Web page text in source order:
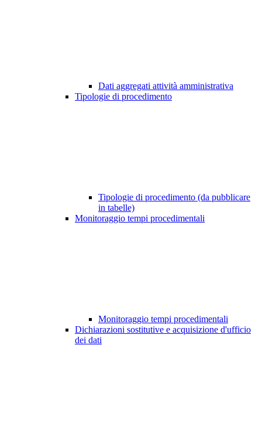
Dati aggregati attività amministrativa
Tipologie di procedimento
Tipologie di procedimento (da pubblicare
in tabelle)
Monitoraggio tempi procedimentali
Monitoraggio tempi procedimentali
Dichiarazioni sostitutive e acquisizione d'ufficio
dei dati